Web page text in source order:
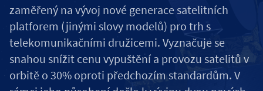
zaměřený na vývoj nové generace satelitních
platforem (jinými slovy modelů) pro trh s
telekomunikačními družicemi. Vyznačuje se
snahou snížit cenu vypuštění a provozu satelitů v
orbitě o 30% oproti předchozím standardům. V